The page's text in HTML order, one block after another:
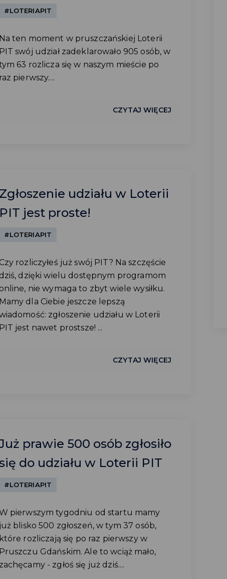
#LOTERIAPIT
ten moment w pruszczańskiej Loterii
swój udział zadeklarowało 905 osób, w
63 rozlicza się w naszym mieście po
pierwszy....
CZYTAJ WIĘCEJ
udziału w Loterii
jest proste!
#LOTERIAPIT
rozliczyłeś już swój PIT? Na szczęście
dzięki wielu dostępnym programom
nie wymaga to zbyt wiele wysiłku.
dla Ciebie jeszcze lepszą
zgłoszenie udziału w Loterii
jest nawet prostsze! ...
CZYTAJ WIĘCEJ
prawie 500 osób zgłosiło
do udziału w Loterii PIT
#LOTERIAPIT
pierwszym tygodniu od startu mamy
blisko 500 zgłoszeń, w tym 37 osób,
rozliczają się po raz pierwszy w
Gdańskim. Ale to wciąż mało,
- zgłoś się już dziś....